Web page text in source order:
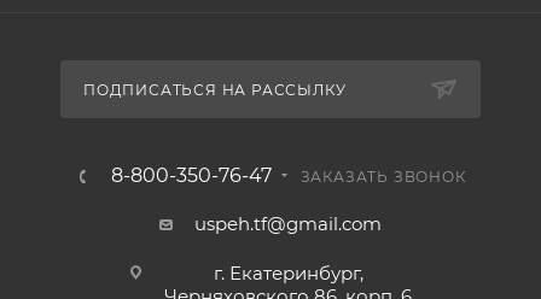
ПОДПИСАТЬСЯ НА РАССЫЛКУ
8-800-350-76-47 ЗАКАЗАТЬ ЗВОНОК
uspeh.tf@gmail.com
г. Екатеринбург,